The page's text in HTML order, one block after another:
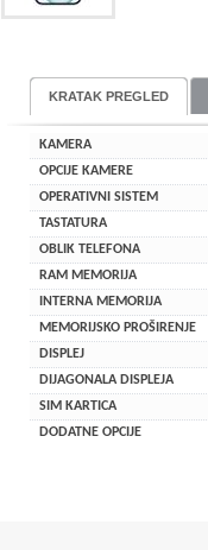
KRATAK PREGLED
KAMERA
OPCIJE KAMERE
OPERATIVNI SISTEM
TASTATURA
OBLIK TELEFONA
RAM MEMORIJA
INTERNA MEMORIJA
MEMORIJSKO PROŠIRENJE
DISPLEJ
DIJAGONALA DISPLEJA
SIM KARTICA
DODATNE OPCIJE